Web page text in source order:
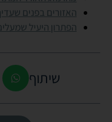
האזורים בפנים
הפתרון היעיל
שיתוף